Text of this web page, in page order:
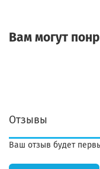
Вам могут
Отзывы
Ваш отзыв будет